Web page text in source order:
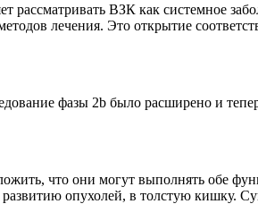
ВЗК как системное
лечения. Это открытие
фазы 2b было расширено и
что они могут выполнять обе
опухолей, в толстую кишку.